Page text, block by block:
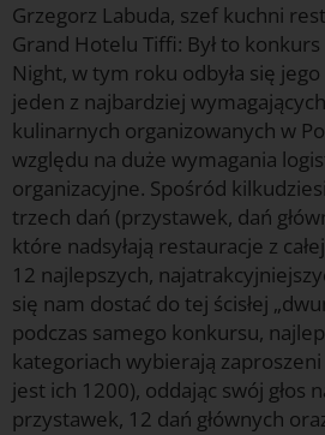
Grzegorz Labuda, szef kuchni
Grand Hotelu Tiffi: Był to
Night, w tym roku odbyła się
jeden z najbardziej
kulinarnych organizowanych w
względu na duże wymagania
organizacyjne. Spośród
trzech dań (przystawek, dań
które nadsyłają restauracje z
12 najlepszych,
się nam dostać do tej ścisłej
podczas samego konkursu,
kategoriach wybierają
jest ich 1200), oddając swój głos
przystawek, 12 dań głównych